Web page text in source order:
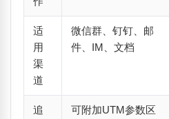
适
用
渠
道
微信群、钉钉、邮
件、IM、文档
追
可附加UTM参数区